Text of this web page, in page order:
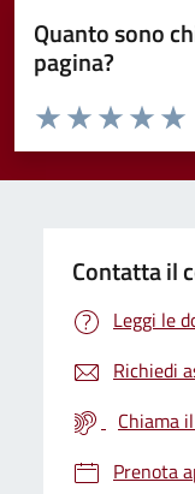
Quanto sono
pagina?
Valuta da 1 a 5 stelle la
Valuta
Valuta 3
Valuta 2 stelle
Valuta 1 stelle su 5
Contatta il
Leggi le
Richiedi
Chiama
Prenota